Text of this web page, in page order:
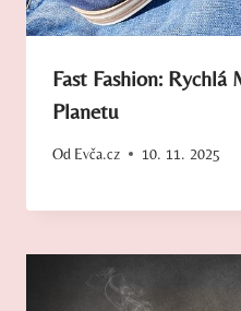
Fast Fashion: Rychlá
Planetu
Od Evča.cz 10. 11. 2025